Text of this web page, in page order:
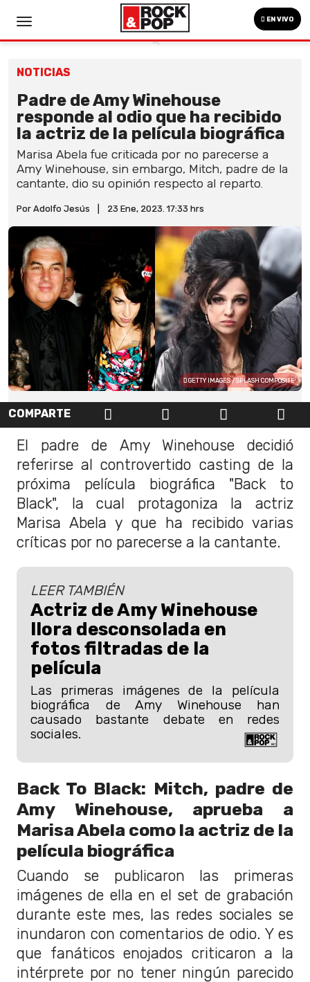
EN VIVO
NOTICIAS
Padre de Amy Winehouse
responde al odio que ha recibido
la actriz de la película biográfica
Marisa Abela fue criticada por no parecerse a
Amy Winehouse, sin embargo, Mitch, padre de la
cantante, dio su opinión respecto al reparto.
Por Adolfo Jesús 23 Ene, 2023. 17:33 hrs
GETTY IMAGES / SPLASH COMPOSITE
COMPARTE
El padre de Amy Winehouse decidió
referirse al controvertido casting de la
próxima película biográfica "Back to
Black", la cual protagoniza la actriz
Marisa Abela y que ha recibido varias
críticas por no parecerse a la cantante.
LEER TAMBIÉN
Actriz de Amy Winehouse
llora desconsolada en
fotos filtradas de la
película
Las primeras imágenes de la película
biográfica de Amy Winehouse han
causado bastante debate en redes
sociales.
Back To Black: Mitch, padre de
Amy Winehouse, aprueba a
Marisa Abela como la actriz de la
película biográfica
Cuando se publicaron las primeras
imágenes de ella en el set de grabación
durante este mes, las redes sociales se
inundaron con comentarios de odio. Y es
que fanáticos enojados criticaron a la
intérprete por no tener ningún parecido